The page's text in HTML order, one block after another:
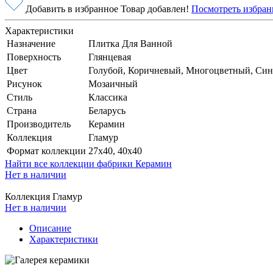
Добавить в избранное Товар добавлен! Посмотреть
Характеристики
Назначение
Плитка Для Ванной
Поверхность
Глянцевая
Цвет
Голубой, Коричневый, Многоцветный,
Рисунок
Мозаичный
Стиль
Классика
Страна
Беларусь
Производитель
Керамин
Коллекция
Гламур
Формат коллекции 27x40, 40x40
Найти все коллекции фабрики Керамин
Нет в наличии
Коллекция Гламур
Нет в наличии
Описание
Характеристики